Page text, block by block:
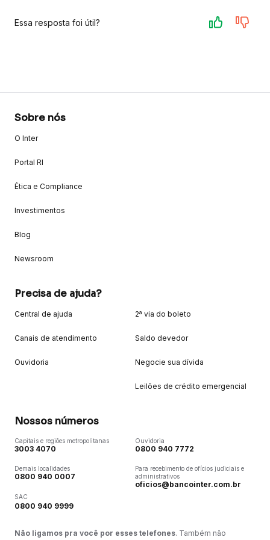
Essa resposta foi útil?
Sobre nós
O Inter
Portal RI
Ética e Compliance
Investimentos
Blog
Newsroom
Precisa de ajuda?
Central de ajuda
Canais de atendimento
Ouvidoria
2ª via do boleto
Saldo devedor
Negocie sua dívida
Leilões de crédito emergencial
Nossos números
Capitais e regiões metropolitanas
3003 4070
Demais localidades
0800 940 0007
SAC
0800 940 9999
Ouvidoria
0800 940 7772
Para recebimento de ofícios judiciais e
administrativos
oficios@bancointer.com.br
Não ligamos pra você por esses telefones. Também não